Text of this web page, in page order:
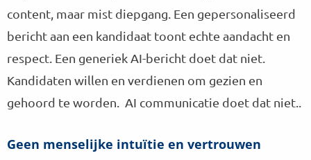
content, maar mist diepgang. Een gepersonaliseerd
bericht aan een kandidaat toont echte aandacht en
respect. Een generiek AI-bericht doet dat niet.
Kandidaten willen en verdienen om gezien en
gehoord te worden. AI communicatie doet dat niet..
Geen menselijke intuïtie en vertrouwen